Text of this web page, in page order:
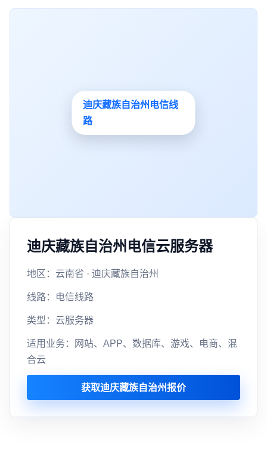
迪庆藏族自治州电信云服务器
地区：云南省 · 迪庆藏族自治州
线路：电信线路
类型：云服务器
适用业务：网站、APP、数据库、游戏、电商、混
合云
获取迪庆藏族自治州报价